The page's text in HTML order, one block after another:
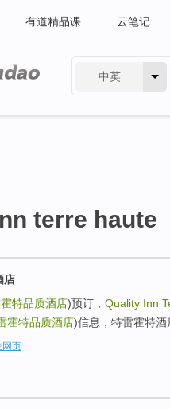
有道精品课 云笔记
中英
terre haute
店
特品质酒店)预订， Quality Inn
霍特品质酒店)信息，特雷霍特
网页